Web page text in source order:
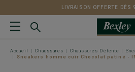
LIVRAISON OFFERTE DÈS
Accueil Chaussures Chaussures Détente
Sneakers homme cuir Chocolat patiné -